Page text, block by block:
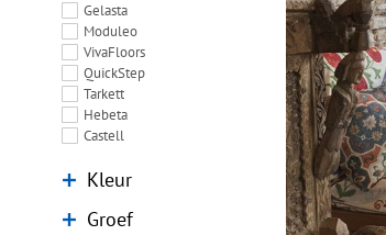
Gelasta
Moduleo
VivaFloors
QuickStep
Tarkett
Hebeta
Castell
Kleur
Groef